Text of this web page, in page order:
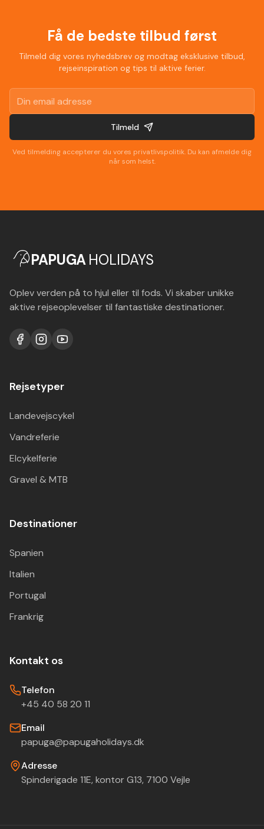
Få de bedste tilbud først
Tilmeld dig vores nyhedsbrev og modtag eksklusive tilbud,
rejseinspiration og tips til aktive ferier.
Tilmeld
Ved tilmelding accepterer du vores privatlivspolitik. Du kan afmelde dig
når som helst.
PAPUGA HOLIDAYS
Oplev verden på to hjul eller til fods. Vi skaber unikke
aktive rejseoplevelser til fantastiske destinationer.
Rejsetyper
Landevejscykel
Vandreferie
Elcykelferie
Gravel & MTB
Destinationer
Spanien
Italien
Portugal
Frankrig
Kontakt os
Telefon
+45 40 58 20 11
Email
papuga@papugaholidays.dk
Adresse
Spinderigade 11E, kontor G13, 7100 Vejle